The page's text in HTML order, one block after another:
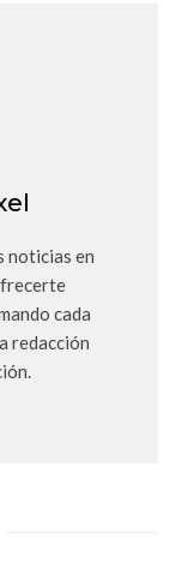
noticias en
cada
redacción